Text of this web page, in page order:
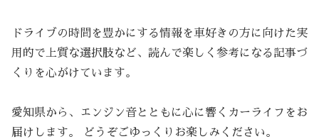
ドライブの時間を豊かにする情報を車好きの方に向けた実
用的で上質な選択肢など、読んで楽しく参考になる記事づ
くりを心がけています。
愛知県から、エンジン音とともに心に響くカーライフをお
届けします。 どうぞごゆっくりお楽しみください。